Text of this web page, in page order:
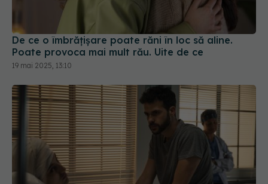
De ce o îmbrățișare poate răni în loc să aline.
Poate provoca mai mult rău. Uite de ce
19 mai 2025, 13:10